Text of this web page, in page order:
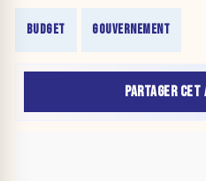
BUDGET GOUVERNEMENT
PARTAGER